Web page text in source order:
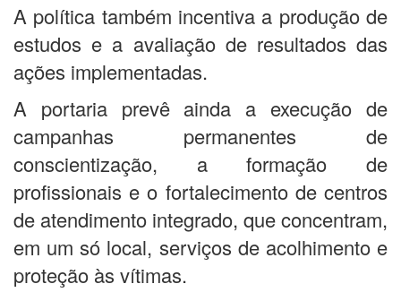
A política também incentiva a produção de
estudos e a avaliação de resultados das
ações implementadas.
A portaria prevê ainda a execução de
campanhas permanentes de
conscientização, a formação de
profissionais e o fortalecimento de centros
de atendimento integrado, que concentram,
em um só local, serviços de acolhimento e
proteção às vítimas.